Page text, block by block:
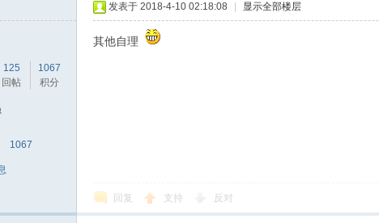
125
回帖
1067
积分
1067
发表于 2018-4-10 02:18:08 显示全部楼层
其他自理
回复 支持 反对